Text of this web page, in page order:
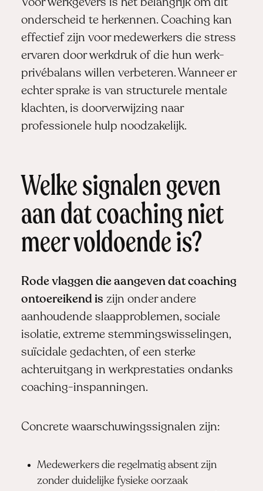
Voor werkgevers is het belangrijk om dit
onderscheid te herkennen. Coaching kan
effectief zijn voor medewerkers die stress
ervaren door werkdruk of die hun werk-
privébalans willen verbeteren. Wanneer er
echter sprake is van structurele mentale
klachten, is doorverwijzing naar
professionele hulp noodzakelijk.
Welke signalen geven
aan dat coaching niet
meer voldoende is?
Rode vlaggen die aangeven dat coaching
ontoereikend is zijn onder andere
aanhoudende slaapproblemen, sociale
isolatie, extreme stemmingswisselingen,
suïcidale gedachten, of een sterke
achteruitgang in werkprestaties ondanks
coaching-inspanningen.
Concrete waarschuwingssignalen zijn:
Medewerkers die regelmatig absent zijn
zonder duidelijke fysieke oorzaak